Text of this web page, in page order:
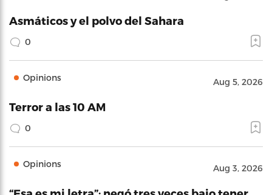
Asmáticos y el polvo del Sahara
0
Opinions Aug 5, 2026
Terror a las 10 AM
0
Opinions Aug 3, 2026